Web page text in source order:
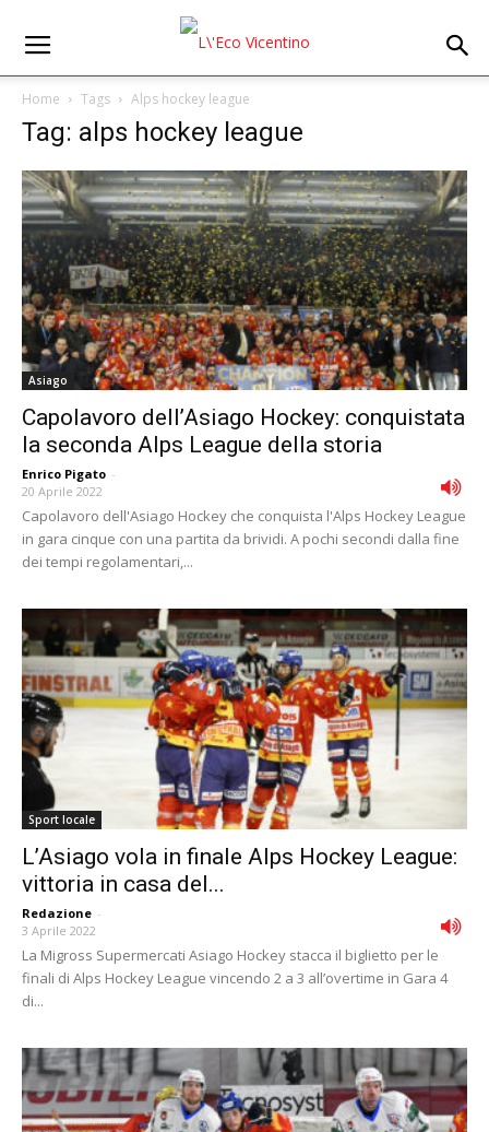
Home Tags Alps hockey league
Tag: alps hockey league
Asiago
Capolavoro dell’Asiago Hockey: conquistata
la seconda Alps League della storia
Enrico Pigato -
20 Aprile 2022
Capolavoro dell'Asiago Hockey che conquista l'Alps Hockey League
in gara cinque con una partita da brividi. A pochi secondi dalla fine
dei tempi regolamentari,...
Sport locale
L’Asiago vola in finale Alps Hockey League:
vittoria in casa del...
Redazione -
3 Aprile 2022
La Migross Supermercati Asiago Hockey stacca il biglietto per le
finali di Alps Hockey League vincendo 2 a 3 all’overtime in Gara 4
di...